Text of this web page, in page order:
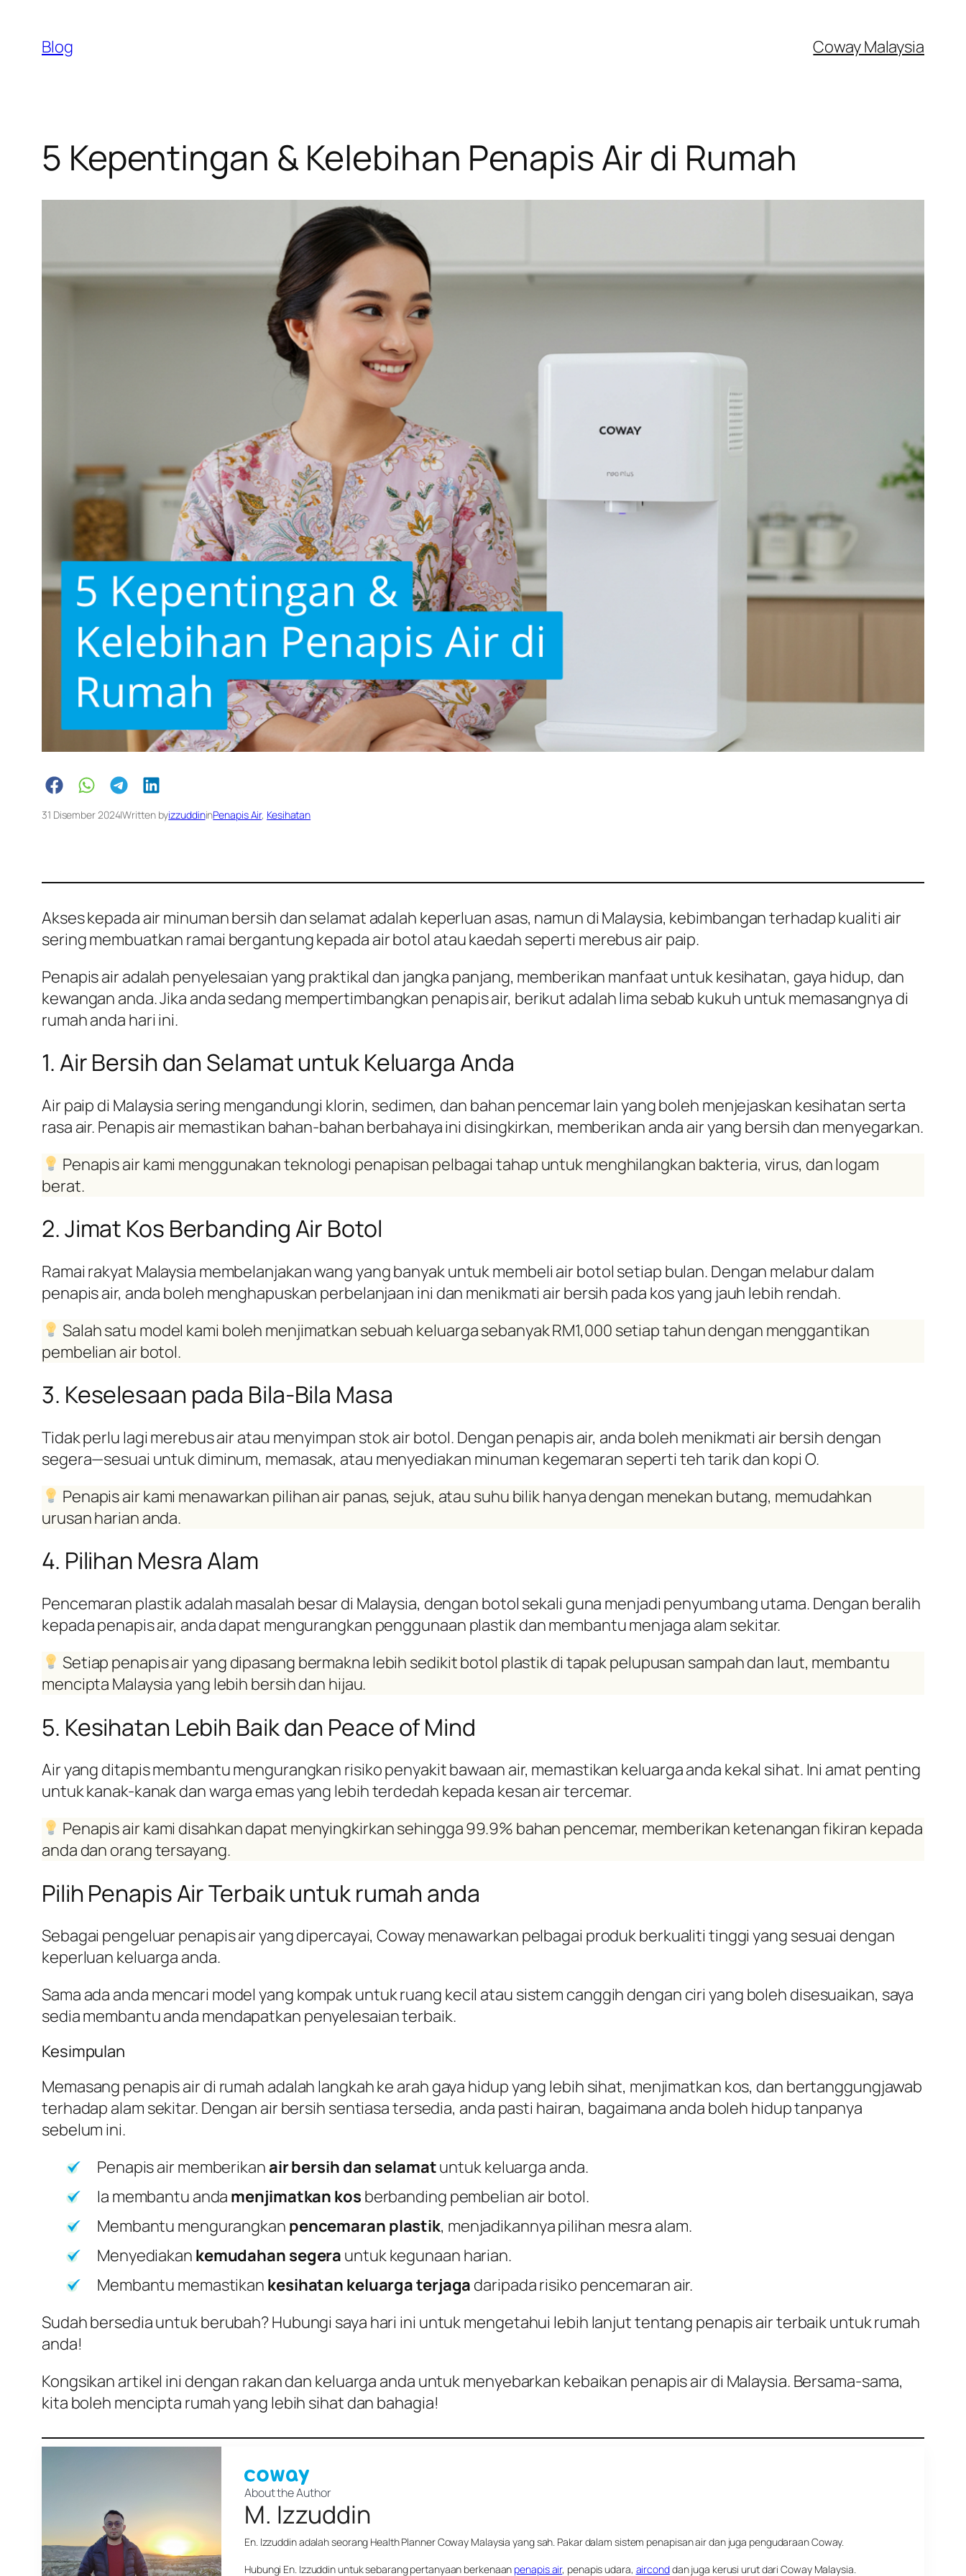
content
Blog Coway Malaysia
5 Kepentingan & Kelebihan Penapis Air di Rumah
31 Disember 2024|Written byizzuddininPenapis Air, Kesihatan
Akses kepada air minuman bersih dan selamat adalah keperluan asas, namun di Malaysia, kebimbangan terhadap kualiti air
sering membuatkan ramai bergantung kepada air botol atau kaedah seperti merebus air paip.
Penapis air adalah penyelesaian yang praktikal dan jangka panjang, memberikan manfaat untuk kesihatan, gaya hidup, dan
kewangan anda. Jika anda sedang mempertimbangkan penapis air, berikut adalah lima sebab kukuh untuk memasangnya di
rumah anda hari ini.
1. Air Bersih dan Selamat untuk Keluarga Anda
Air paip di Malaysia sering mengandungi klorin, sedimen, dan bahan pencemar lain yang boleh menjejaskan kesihatan serta
rasa air. Penapis air memastikan bahan-bahan berbahaya ini disingkirkan, memberikan anda air yang bersih dan menyegarkan.
Penapis air kami menggunakan teknologi penapisan pelbagai tahap untuk menghilangkan bakteria, virus, dan logam
berat.
2. Jimat Kos Berbanding Air Botol
Ramai rakyat Malaysia membelanjakan wang yang banyak untuk membeli air botol setiap bulan. Dengan melabur dalam
penapis air, anda boleh menghapuskan perbelanjaan ini dan menikmati air bersih pada kos yang jauh lebih rendah.
Salah satu model kami boleh menjimatkan sebuah keluarga sebanyak RM1,000 setiap tahun dengan menggantikan
pembelian air botol.
3. Keselesaan pada Bila-Bila Masa
Tidak perlu lagi merebus air atau menyimpan stok air botol. Dengan penapis air, anda boleh menikmati air bersih dengan
segera—sesuai untuk diminum, memasak, atau menyediakan minuman kegemaran seperti teh tarik dan kopi O.
Penapis air kami menawarkan pilihan air panas, sejuk, atau suhu bilik hanya dengan menekan butang, memudahkan
urusan harian anda.
4. Pilihan Mesra Alam
Pencemaran plastik adalah masalah besar di Malaysia, dengan botol sekali guna menjadi penyumbang utama. Dengan beralih
kepada penapis air, anda dapat mengurangkan penggunaan plastik dan membantu menjaga alam sekitar.
Setiap penapis air yang dipasang bermakna lebih sedikit botol plastik di tapak pelupusan sampah dan laut, membantu
mencipta Malaysia yang lebih bersih dan hijau.
5. Kesihatan Lebih Baik dan Peace of Mind
Air yang ditapis membantu mengurangkan risiko penyakit bawaan air, memastikan keluarga anda kekal sihat. Ini amat penting
untuk kanak-kanak dan warga emas yang lebih terdedah kepada kesan air tercemar.
Penapis air kami disahkan dapat menyingkirkan sehingga 99.9% bahan pencemar, memberikan ketenangan fikiran kepada
anda dan orang tersayang.
Pilih Penapis Air Terbaik untuk rumah anda
Sebagai pengeluar penapis air yang dipercayai, Coway menawarkan pelbagai produk berkualiti tinggi yang sesuai dengan
keperluan keluarga anda.
Sama ada anda mencari model yang kompak untuk ruang kecil atau sistem canggih dengan ciri yang boleh disesuaikan, saya
sedia membantu anda mendapatkan penyelesaian terbaik.
Kesimpulan
Memasang penapis air di rumah adalah langkah ke arah gaya hidup yang lebih sihat, menjimatkan kos, dan bertanggungjawab
terhadap alam sekitar. Dengan air bersih sentiasa tersedia, anda pasti hairan, bagaimana anda boleh hidup tanpanya
sebelum ini.
Penapis air memberikanair bersih dan selamatuntuk keluarga anda.
Ia membantu anda menjimatkan kos berbanding pembelian air botol.
Membantu mengurangkan pencemaran plastik, menjadikannya pilihan mesra alam.
Menyediakan kemudahan segera untuk kegunaan harian.
Membantu memastikan kesihatan keluarga terjaga daripada risiko pencemaran air.
Sudah bersedia untuk berubah? Hubungi saya hari ini untuk mengetahui lebih lanjut tentang penapis air terbaik untuk rumah
anda!
Kongsikan artikel ini dengan rakan dan keluarga anda untuk menyebarkan kebaikan penapis air di Malaysia. Bersama-sama,
kita boleh mencipta rumah yang lebih sihat dan bahagia!
About the Author
M. Izzuddin
En. Izzuddin adalah seorang Health Planner Coway Malaysia yang sah. Pakar dalam sistem penapisan air dan juga pengudaraan Coway.
Hubungi En. Izzuddin untuk sebarang pertanyaan berkenaan penapis air, penapis udara, airconddan juga kerusi urut dari Coway Malaysia.